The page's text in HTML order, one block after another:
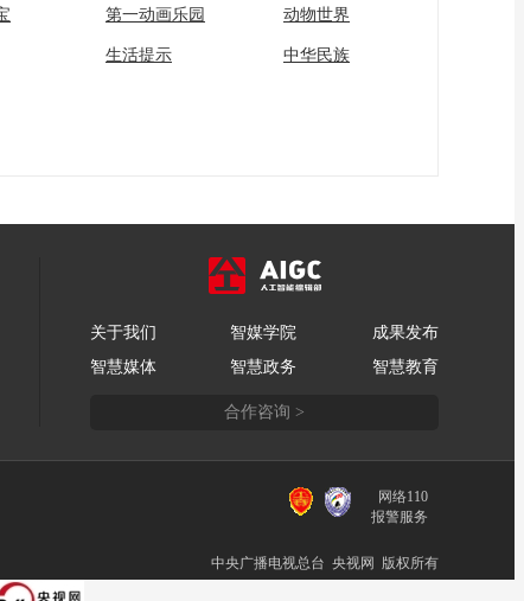
第一动画乐园 动物世界
生活提示 中华民族
关于我们 智媒学院
成果发布
智慧媒体
智慧政务 智慧教育
合作咨询 >
网络110
报警服务
中央广播电视总台 央视网 版权所有